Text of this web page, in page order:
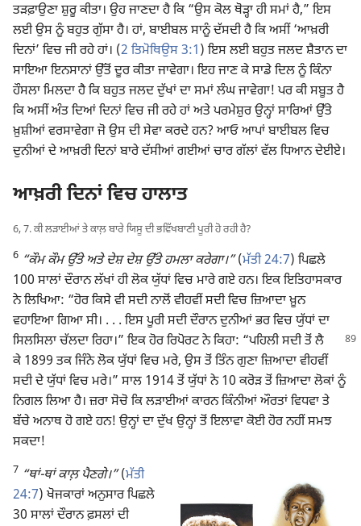
ਤੜਫ਼ਾਉਣਾ ਸ਼ੁਰੂ ਕੀਤਾ। ਉਹ ਜਾਣਦਾ ਹੈ ਕਿ “ਉਸ ਕੋਲ ਥੋੜ੍ਹਾ ਹੀ ਸਮਾਂ ਹੈ,” ਇਸ
ਲਈ ਉਸ ਨੂੰ ਬਹੁਤ ਗੁੱਸਾ ਹੈ। ਹਾਂ, ਬਾਈਬਲ ਸਾਨੂੰ ਦੱਸਦੀ ਹੈ ਕਿ ਅਸੀਂ ‘ਆਖ਼ਰੀ
ਦਿਨਾਂ’ ਵਿਚ ਜੀ ਰਹੇ ਹਾਂ। (2 ਤਿਮੋਥਿਉਸ 3:1) ਇਸ ਲਈ ਬਹੁਤ ਜਲਦ ਸ਼ੈਤਾਨ ਦਾ
ਸਾਇਆ ਇਨਸਾਨਾਂ ਉੱਤੋਂ ਦੂਰ ਕੀਤਾ ਜਾਵੇਗਾ। ਇਹ ਜਾਣ ਕੇ ਸਾਡੇ ਦਿਲ ਨੂੰ ਕਿੰਨਾ
ਹੌਸਲਾ ਮਿਲਦਾ ਹੈ ਕਿ ਬਹੁਤ ਜਲਦ ਦੁੱਖਾਂ ਦਾ ਸਮਾਂ ਲੰਘ ਜਾਵੇਗਾ! ਪਰ ਕੀ ਸਬੂਤ ਹੈ
ਕਿ ਅਸੀਂ ਅੰਤ ਦਿਆਂ ਦਿਨਾਂ ਵਿਚ ਜੀ ਰਹੇ ਹਾਂ ਅਤੇ ਪਰਮੇਸ਼ੁਰ ਉਨ੍ਹਾਂ ਸਾਰਿਆਂ ਉੱਤੇ
ਖ਼ੁਸ਼ੀਆਂ ਵਰਸਾਵੇਗਾ ਜੋ ਉਸ ਦੀ ਸੇਵਾ ਕਰਦੇ ਹਨ? ਆਓ ਆਪਾਂ ਬਾਈਬਲ ਵਿਚ
ਦੁਨੀਆਂ ਦੇ ਆਖ਼ਰੀ ਦਿਨਾਂ ਬਾਰੇ ਦੱਸੀਆਂ ਗਈਆਂ ਚਾਰ ਗੱਲਾਂ ਵੱਲ ਧਿਆਨ ਦੇਈਏ।
ਆਖ਼ਰੀ ਦਿਨਾਂ ਵਿਚ ਹਾਲਾਤ
6, 7. ਕੀ ਲੜਾਈਆਂ ਤੇ ਕਾਲ਼ ਬਾਰੇ ਯਿਸੂ ਦੀ ਭਵਿੱਖਬਾਣੀ ਪੂਰੀ ਹੋ ਰਹੀ ਹੈ?
6 “ਕੌਮ ਕੌਮ ਉੱਤੇ ਅਤੇ ਦੇਸ਼ ਦੇਸ਼ ਉੱਤੇ ਹਮਲਾ ਕਰੇਗਾ।”(ਮੱਤੀ 24:7) ਪਿਛਲੇ
100 ਸਾਲਾਂ ਦੌਰਾਨ ਲੱਖਾਂ ਹੀ ਲੋਕ ਯੁੱਧਾਂ ਵਿਚ ਮਾਰੇ ਗਏ ਹਨ। ਇਕ ਇਤਿਹਾਸਕਾਰ
ਨੇ ਲਿਖਿਆ: “ਹੋਰ ਕਿਸੇ ਵੀ ਸਦੀ ਨਾਲੋਂ ਵੀਹਵੀਂ ਸਦੀ ਵਿਚ ਜ਼ਿਆਦਾ ਖ਼ੂਨ
ਵਹਾਇਆ ਗਿਆ ਸੀ। . . . ਇਸ ਪੂਰੀ ਸਦੀ ਦੌਰਾਨ ਦੁਨੀਆਂ ਭਰ ਵਿਚ ਯੁੱਧਾਂ ਦਾ
ਸਿਲਸਿਲਾ ਚੱਲਦਾ ਰਿਹਾ।” ਇਕ ਹੋਰ ਰਿਪੋਰਟ ਨੇ ਕਿਹਾ: “ਪਹਿਲੀ ਸਦੀ ਤੋਂ ਲੈ
ਕੇ 1899 ਤਕ ਜਿੰਨੇ ਲੋਕ ਯੁੱਧਾਂ ਵਿਚ ਮਰੇ, ਉਸ ਤੋਂ ਤਿੰਨ ਗੁਣਾ ਜ਼ਿਆਦਾ ਵੀਹਵੀਂ
ਸਦੀ ਦੇ ਯੁੱਧਾਂ ਵਿਚ ਮਰੇ।” ਸਾਲ 1914 ਤੋਂ ਯੁੱਧਾਂ ਨੇ 10 ਕਰੋੜ ਤੋਂ ਜ਼ਿਆਦਾ ਲੋਕਾਂ ਨੂੰ
ਨਿਗਲ ਲਿਆ ਹੈ। ਜ਼ਰਾ ਸੋਚੋ ਕਿ ਲੜਾਈਆਂ ਕਾਰਨ ਕਿੰਨੀਆਂ ਔਰਤਾਂ ਵਿਧਵਾ ਤੇ
ਬੱਚੇ ਅਨਾਥ ਹੋ ਗਏ ਹਨ! ਉਨ੍ਹਾਂ ਦਾ ਦੁੱਖ ਉਨ੍ਹਾਂ ਤੋਂ ਇਲਾਵਾ ਕੋਈ ਹੋਰ ਨਹੀਂ ਸਮਝ
ਸਕਦਾ!
7 “ਥਾਂ-ਥਾਂ ਕਾਲ਼ ਪੈਣਗੇ।”(ਮੱਤੀ
24:7) ਖੋਜਕਾਰਾਂ ਅਨੁਸਾਰ ਪਿਛਲੇ
30 ਸਾਲਾਂ ਦੌਰਾਨ ਫ਼ਸਲਾਂ ਦੀ